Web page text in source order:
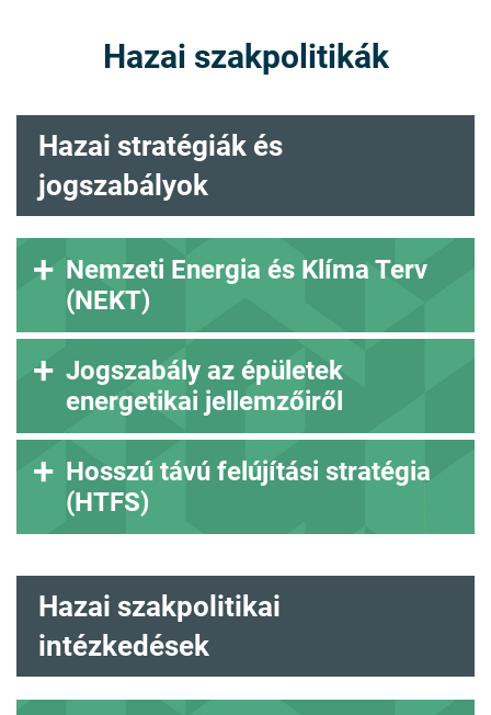
Hazai szakpolitikák
Hazai stratégiák és
jogszabályok
Nemzeti Energia és Klíma Terv
(NEKT)
Jogszabály az épületek
energetikai jellemzőiről
Hosszú távú felújítási stratégia
(HTFS)
Hazai szakpolitikai
intézkedések